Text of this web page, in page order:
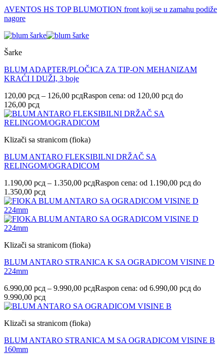
AVENTOS HS TOP BLUMOTION front koji se u zamahu podiže
nagore
Šarke
BLUM ADAPTER/PLOČICA ZA TIP-ON MEHANIZAM
KRAĆI I DUŽI, 3 boje
120,00 рсд – 126,00 рсдRaspon cena: od 120,00 рсд do
126,00 рсд
Klizači sa stranicom (fioka)
BLUM ANTARO FLEKSIBILNI DRŽAČ SA
RELINGOM/OGRADICOM
1.190,00 рсд – 1.350,00 рсдRaspon cena: od 1.190,00 рсд do
1.350,00 рсд
Klizači sa stranicom (fioka)
BLUM ANTARO STRANICA K SA OGRADICOM VISINE D
224mm
6.990,00 рсд – 9.990,00 рсдRaspon cena: od 6.990,00 рсд do
9.990,00 рсд
Klizači sa stranicom (fioka)
BLUM ANTARO STRANICA M SA OGRADICOM VISINE B
160mm